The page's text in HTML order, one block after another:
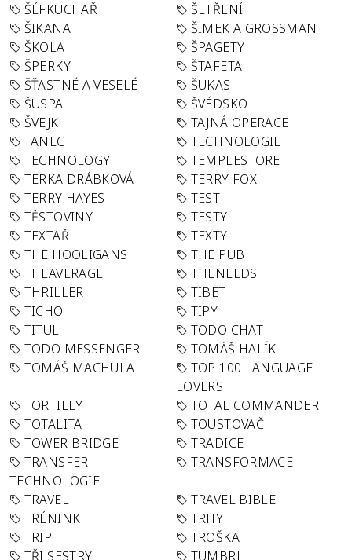
ŠÉFKUCHAŘ
ŠETŘENÍ
ŠIKANA
ŠIMEK A GROSSMAN
ŠKOLA
ŠPAGETY
ŠPERKY
ŠTAFETA
ŠŤASTNÉ A VESELÉ
ŠUKAS
ŠUSPA
ŠVÉDSKO
ŠVEJK
TAJNÁ OPERACE
TANEC
TECHNOLOGIE
TECHNOLOGY
TEMPLESTORE
TERKA DRÁBKOVÁ
TERRY FOX
TERRY HAYES
TEST
TĚSTOVINY
TESTY
TEXTAŘ
TEXTY
THE HOOLIGANS
THE PUB
THEAVERAGE
THENEEDS
THRILLER
TIBET
TICHO
TIPY
TITUL
TODO CHAT
TODO MESSENGER
TOMÁŠ HALÍK
TOMÁŠ MACHULA
TOP 100 LANGUAGE
LOVERS
TORTILLY
TOTAL COMMANDER
TOTALITA
TOUSTOVAČ
TOWER BRIDGE
TRADICE
TRANSFER
TECHNOLOGIE
TRANSFORMACE
TRAVEL
TRAVEL BIBLE
TRÉNINK
TRHY
TRIP
TROŠKA
TŘI SESTRY
TUMBRL